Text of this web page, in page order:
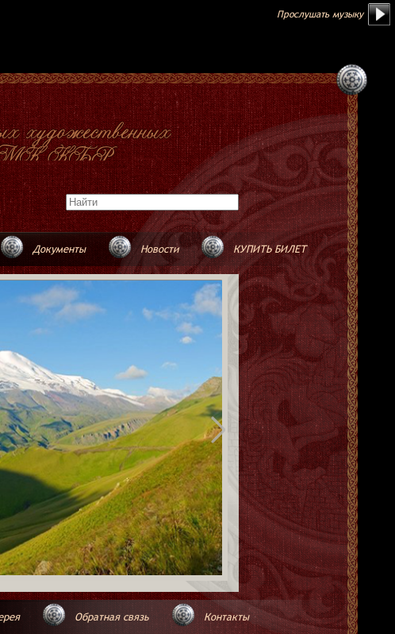
Прослушать музыку
Документы Новости КУПИТЬ БИЛЕТ
Обратная связь Контакты